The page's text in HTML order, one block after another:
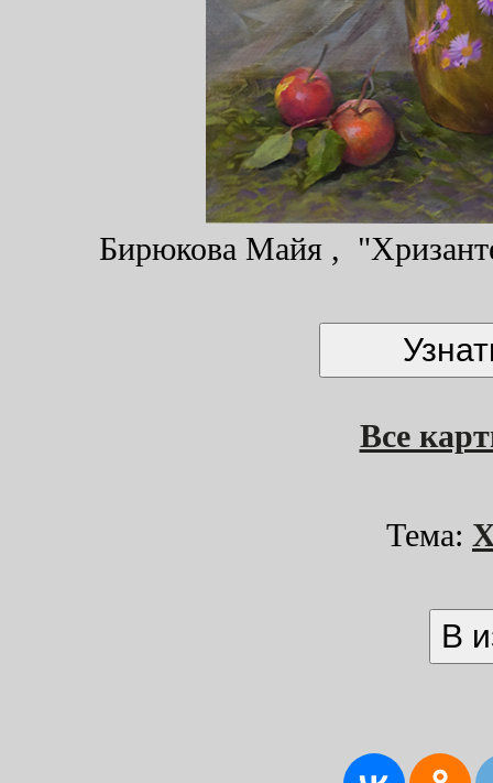
Бирюкова Майя ,
Все
Тема: